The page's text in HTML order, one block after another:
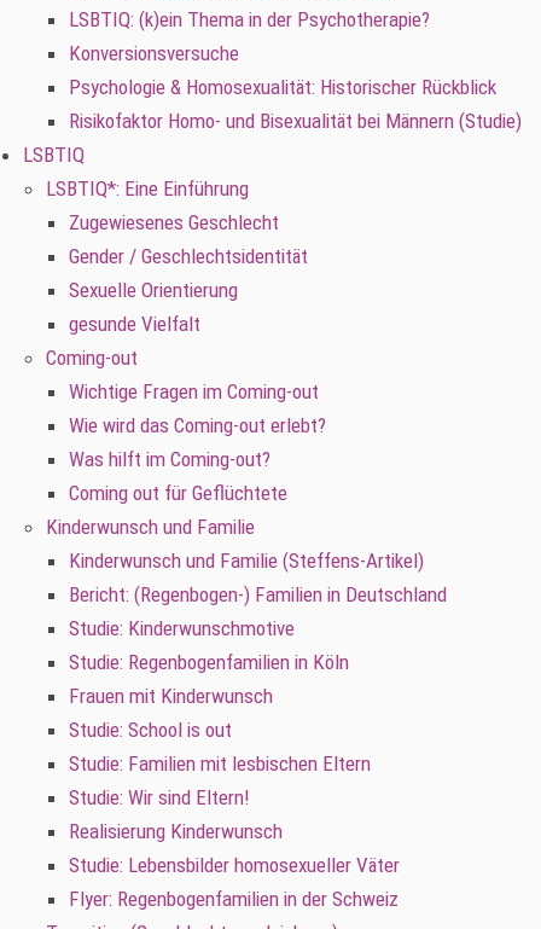
LSBTIQ: (k)ein Thema in der Psychotherapie?
Konversionsversuche
Psychologie & Homosexualität: Historischer Rückblick
Risikofaktor Homo- und Bisexualität bei Männern (Studie)
LSBTIQ
LSBTIQ*: Eine Einführung
Zugewiesenes Geschlecht
Gender / Geschlechtsidentität
Sexuelle Orientierung
gesunde Vielfalt
Coming-out
Wichtige Fragen im Coming-out
Wie wird das Coming-out erlebt?
Was hilft im Coming-out?
Coming out für Geflüchtete
Kinderwunsch und Familie
Kinderwunsch und Familie (Steffens-Artikel)
Bericht: (Regenbogen-) Familien in Deutschland
Studie: Kinderwunschmotive
Studie: Regenbogenfamilien in Köln
Frauen mit Kinderwunsch
Studie: School is out
Studie: Familien mit lesbischen Eltern
Studie: Wir sind Eltern!
Realisierung Kinderwunsch
Studie: Lebensbilder homosexueller Väter
Flyer: Regenbogenfamilien in der Schweiz